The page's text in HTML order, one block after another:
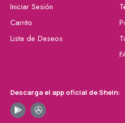
Iniciar Sesión
Carrito
Lista de Deseos
Descarga el app oficial de Shein: